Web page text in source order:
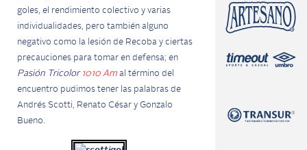
goles, el rendimiento colectivo y varias
individualidades, pero también alguno
negativo como la lesión de Recoba y ciertas
precauciones para tomar en defensa; en
Pasión Tricolor 1010 Am al término del
encuentro pudimos tener las palabras de
Andrés Scotti, Renato César y Gonzalo
Bueno.